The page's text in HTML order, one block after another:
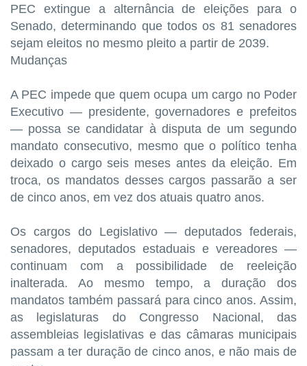
PEC extingue a alternância de eleições para o
Senado, determinando que todos os 81 senadores
sejam eleitos no mesmo pleito a partir de 2039.
Mudanças
A PEC impede que quem ocupa um cargo no Poder
Executivo — presidente, governadores e prefeitos
— possa se candidatar à disputa de um segundo
mandato consecutivo, mesmo que o político tenha
deixado o cargo seis meses antes da eleição. Em
troca, os mandatos desses cargos passarão a ser
de cinco anos, em vez dos atuais quatro anos.
Os cargos do Legislativo — deputados federais,
senadores, deputados estaduais e vereadores —
continuam com a possibilidade de reeleição
inalterada. Ao mesmo tempo, a duração dos
mandatos também passará para cinco anos. Assim,
as legislaturas do Congresso Nacional, das
assembleias legislativas e das câmaras municipais
passam a ter duração de cinco anos, e não mais de